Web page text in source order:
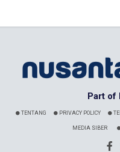
Part of
TENTANG PRIVACY POLICY
MEDIA SIBER